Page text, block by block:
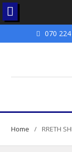
070
Home RRETH